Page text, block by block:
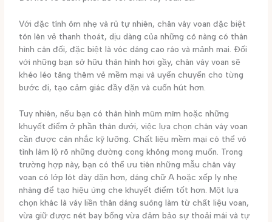
Với đặc tính ôm nhẹ và rủ tự nhiên, chân váy voan đặc biệt
tôn lên vẻ thanh thoát, dịu dàng của những cô nàng có thân
hình cân đối, đặc biệt là vóc dáng cao ráo và mảnh mai. Đối
với những bạn sở hữu thân hình hơi gầy, chân váy voan sẽ
khéo léo tăng thêm vẻ mềm mại và uyển chuyển cho từng
bước đi, tạo cảm giác đầy đặn và cuốn hút hơn.
Tuy nhiên, nếu bạn có thân hình mũm mĩm hoặc những
khuyết điểm ở phần thân dưới, việc lựa chọn chân váy voan
cần được cân nhắc kỹ lưỡng. Chất liệu mềm mại có thể vô
tình làm lộ rõ những đường cong không mong muốn. Trong
trường hợp này, bạn có thể ưu tiên những mẫu chân váy
voan có lớp lót dày dặn hơn, dáng chữ A hoặc xếp ly nhẹ
nhàng để tạo hiệu ứng che khuyết điểm tốt hơn. Một lựa
chọn khác là váy liền thân dáng suông làm từ chất liệu voan,
vừa giữ được nét bay bổng vừa đảm bảo sự thoải mái và tự